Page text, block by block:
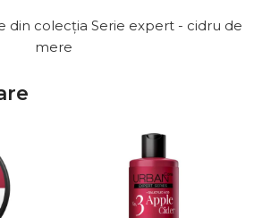
de
Formulă vegană.
Formulă vegană. Fără
din colecția Serie expert - cidru de
mere